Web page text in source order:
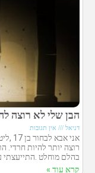
הבן שלי לא רוצה
דניאל אין תגובות
אני
רוצה יותר להיות חרדי.
בהלם מוחלט .התייעצתי
קרא עוד »